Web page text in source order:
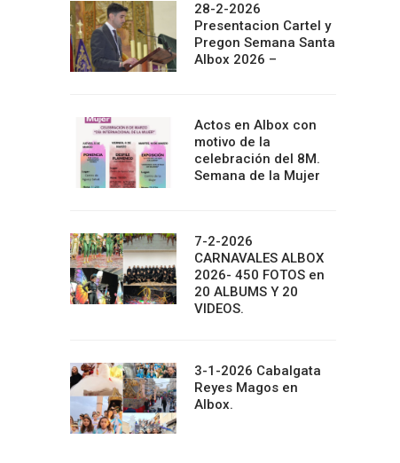
28-2-2026
Presentacion Cartel y
Pregon Semana Santa
Albox 2026 –
Actos en Albox con
motivo de la
celebración del 8M.
Semana de la Mujer
7-2-2026
CARNAVALES ALBOX
2026- 450 FOTOS en
20 ALBUMS Y 20
VIDEOS.
3-1-2026 Cabalgata
Reyes Magos en
Albox.